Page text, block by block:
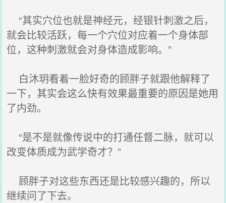
“其实穴位也就是神经元，经银针刺激之后，
就会比较活跃，每一个穴位对应着一个身体部
位，这种刺激就会对身体造成影响。”
白沐玥看着一脸好奇的顾胖子就跟他解释了
一下，其实会这么快有效果最重要的原因是她用
了内劲。
“是不是就像传说中的打通任督二脉，就可以
改变体质成为武学奇才？”
顾胖子对这些东西还是比较感兴趣的，所以
继续问了下去。